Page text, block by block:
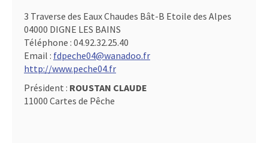
3 Traverse des Eaux Chaudes Bât-B Etoile des Alpes
04000 DIGNE LES BAINS
Téléphone : 04.92.32.25.40
Email : fdpeche04@wanadoo.fr
http://www.peche04.fr
Président : ROUSTAN CLAUDE
11000 Cartes de Pêche